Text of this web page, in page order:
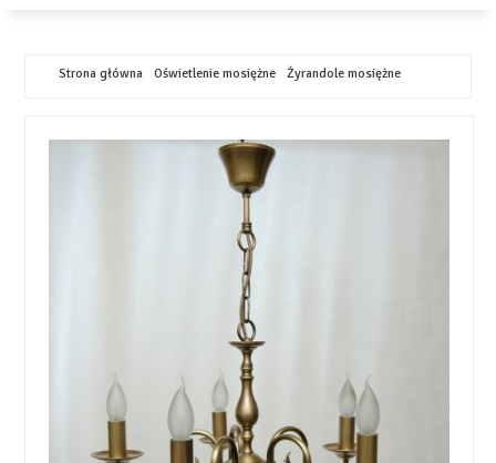
Strona główna Oświetlenie mosiężne Żyrandole mosiężne